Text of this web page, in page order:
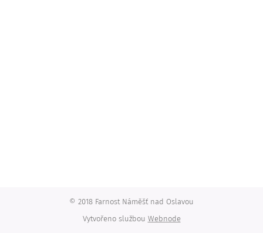
© 2018 Farnost Náměšť nad Oslavou
Vytvořeno službou Webnode